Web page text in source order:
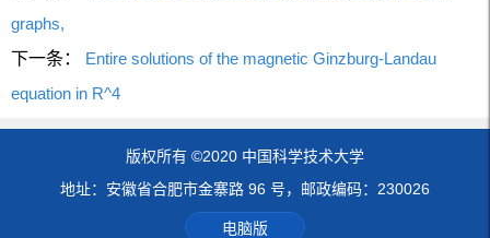
graphs,
下一条：
Entire solutions of the magnetic Ginzburg-Landau
equation in R^4
版权所有 ©2020 中国科学技术大学
地址：安徽省合肥市金寨路 96 号，邮政编码：230026
电脑版